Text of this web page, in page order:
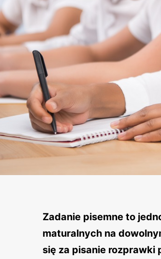
Zadanie pisemne to
maturalnych na
się za pisanie rozprawki